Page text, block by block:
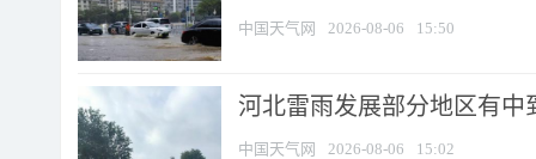
中国天气网 2026-08-06 15:50
河北雷雨发展部分地区有中
中国天气网 2026-08-06 15:02